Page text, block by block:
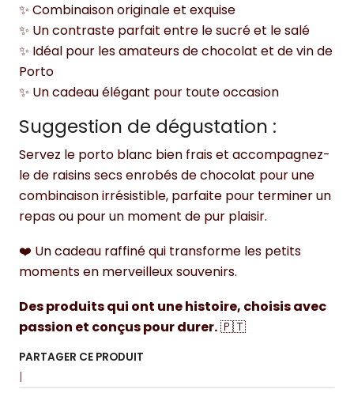
✨ Combinaison originale et exquise
✨ Un contraste parfait entre le sucré et le salé
✨ Idéal pour les amateurs de chocolat et de vin de
Porto
✨ Un cadeau élégant pour toute occasion
Suggestion de dégustation :
Servez le porto blanc bien frais et accompagnez-
le de raisins secs enrobés de chocolat pour une
combinaison irrésistible, parfaite pour terminer un
repas ou pour un moment de pur plaisir.
❤️ Un cadeau raffiné qui transforme les petits
moments en merveilleux souvenirs.
Des produits qui ont une histoire, choisis avec
passion et conçus pour durer.🇵🇹
PARTAGER CE PRODUIT
|